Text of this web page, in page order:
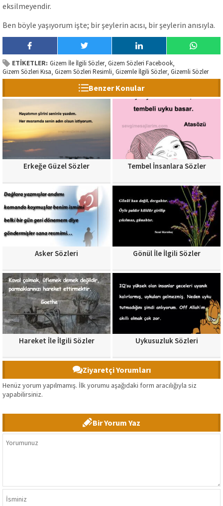
eksilmeyendir.
Ben böyle yaşıyorum işte; bir şeylerin acısı, bir şeylerin anısıyla.
ETİKETLER: Gizem İle İlgili Sözler, Gizem Sözleri Facebook,
Gizem Sözleri Kısa, Gizem Sözleri Resimli, Gizemle İlgili Sözler, Gizemli Sözler
Benzer Konular
Erkeğe Güzel Sözler Tembel İnsanlara Sözler
Asker Sözleri Gönül İle İlgili Sözler
Hareket İle İlgili Sözler Uykusuzluk Sözleri
Ziyaretçi Yorumları
Henüz yorum yapılmamış. İlk yorumu aşağıdaki form aracılığıyla siz
yapabilirsiniz.
Bir Yorum Yaz